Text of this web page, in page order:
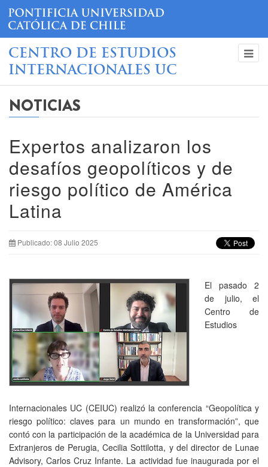
CENTRO DE ESTUDIOS
INTERNACIONALES UC
NOTICIAS
Expertos analizaron los
desafíos geopolíticos y de
riesgo político de América
Latina
Publicado: 08 Julio 2025
El pasado 2
de julio, el
Centro de
Estudios
Internacionales UC (CEIUC) realizó la conferencia “Geopolítica y
riesgo político: claves para un mundo en transformación”, que
contó con la participación de la académica de la Universidad para
Extranjeros de Perugia, Cecilia Sottilotta, y del director de Lunae
Advisory, Carlos Cruz Infante. La actividad fue inaugurada por el